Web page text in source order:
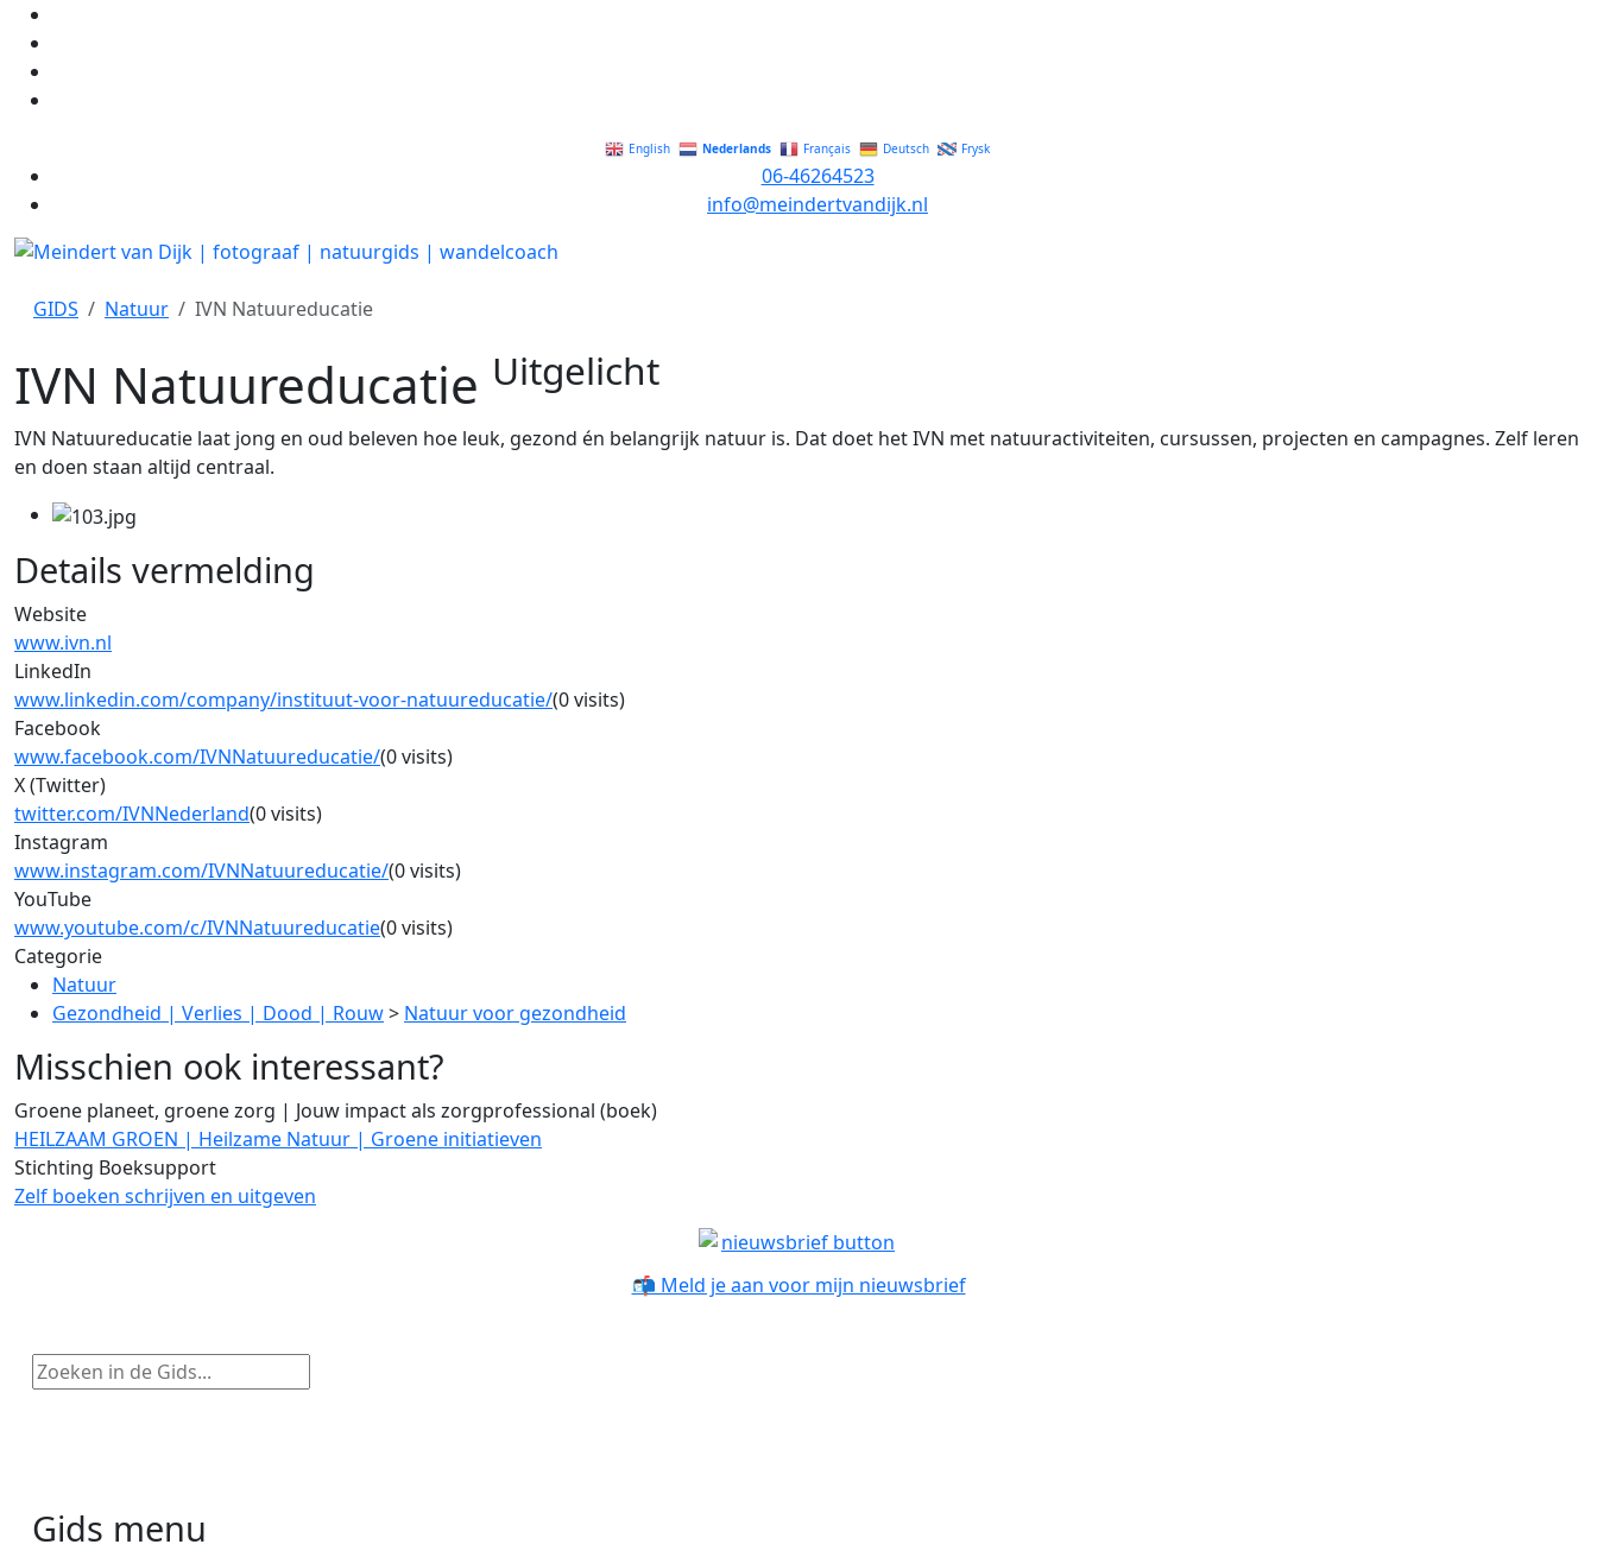
English Nederlands Français Deutsch Frysk
06-46264523
info@meindertvandijk.nl
GIDS Natuur IVN Natuureducatie
IVN Natuureducatie Uitgelicht
IVN Natuureducatie laat jong en oud beleven hoe leuk, gezond én belangrijk natuur is. Dat doet het IVN met natuuractiviteiten, cursussen, projecten en campagnes. Zelf leren
en doen staan altijd centraal.
Details vermelding
Website
www.ivn.nl
LinkedIn
www.linkedin.com/company/instituut-voor-natuureducatie/(0 visits)
Facebook
www.facebook.com/IVNNatuureducatie/(0 visits)
X (Twitter)
twitter.com/IVNNederland(0 visits)
Instagram
www.instagram.com/IVNNatuureducatie/(0 visits)
YouTube
www.youtube.com/c/IVNNatuureducatie(0 visits)
Categorie
Natuur
Gezondheid | Verlies | Dood | Rouw> Natuur voor gezondheid
Misschien ook interessant?
Groene planeet, groene zorg | Jouw impact als zorgprofessional (boek)
HEILZAAM GROEN | Heilzame Natuur | Groene initiatieven
Stichting Boeksupport
Zelf boeken schrijven en uitgeven
📬 Meld je aan voor mijn nieuwsbrief
Zoeken in de Gids...
Gids menu